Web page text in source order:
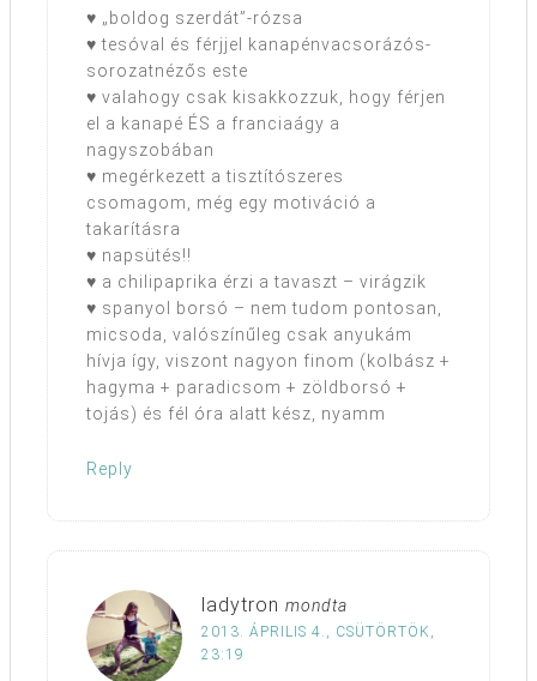
♥ „boldog szerdát”-rózsa
♥ tesóval és férjjel kanapénvacsorázós-
sorozatnézős este
♥ valahogy csak kisakkozzuk, hogy férjen
el a kanapé ÉS a franciaágy a
nagyszobában
♥ megérkezett a tisztítószeres
csomagom, még egy motiváció a
takarításra
♥ napsütés!!
♥ a chilipaprika érzi a tavaszt – virágzik
♥ spanyol borsó – nem tudom pontosan,
micsoda, valószínűleg csak anyukám
hívja így, viszont nagyon finom (kolbász +
hagyma + paradicsom + zöldborsó +
tojás) és fél óra alatt kész, nyamm
Reply
ladytron mondta
2013. ÁPRILIS 4., CSÜTÖRTÖK,
23:19